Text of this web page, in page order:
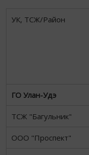
УК, ТСЖ/Район
ГО Улан-Удэ
ТСЖ "Багульник"
ООО "Проспект"